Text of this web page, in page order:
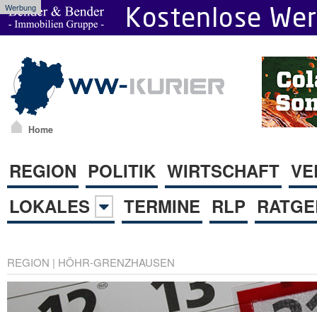
Werbung
Home
REGION POLITIK WIRTSCHAFT
LOKALES
TERMINE RLP
REGION | HÖHR-GRENZHAUSEN